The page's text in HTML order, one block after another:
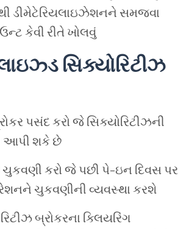
ડીમેટેરિયલાઇઝેશનને સમજવા
કેવી રીતે ખોલવું
સિક્યોરિટીઝ
પસંદ કરો જે સિક્યોરિટીઝની
આપી શકે છે
કરો જે પછી પે–ઇન દિવસ પર
ચુકવણીની વ્યવસ્થા કરશે
બ્રોકરના ક્લિયરિંગ